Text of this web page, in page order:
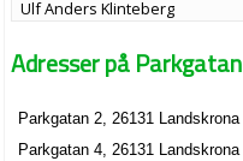
Ulf Anders Klinteberg
Parkgatan 2, 26131 Landskrona
Jane Ingemo Maria Solinge
Parkgatan 4 A, 26131 Landskrona
Adresser på
Parkgatan 2, 26131 Landskrona
Parkgatan 4, 26131 Landskrona